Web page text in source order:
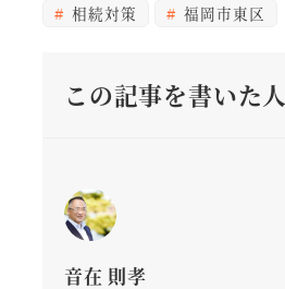
相続対策
福岡市東区
この記事を書いた人
音在 則孝